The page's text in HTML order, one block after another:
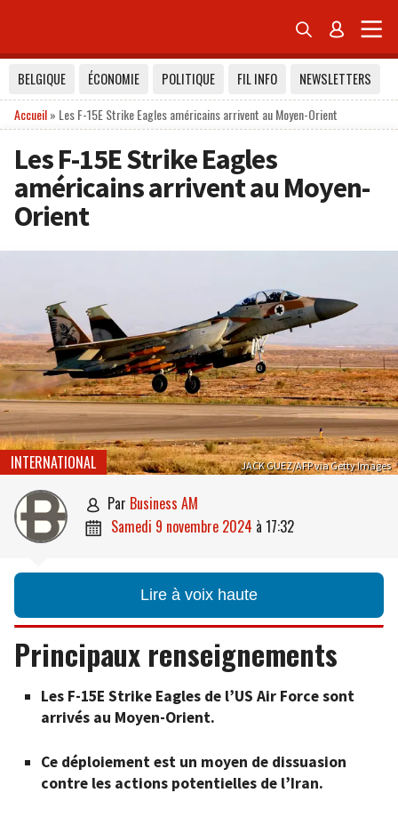
 
BELGIQUE ÉCONOMIE POLITIQUE FIL INFO
NEWSLETTERS
Accueil» Les F-15E Strike Eagles américains arrivent au Moyen-Orient
Les F-15E Strike Eagles
américains arrivent au Moyen-
Orient
JACK GUEZ/AFP via Getty Images
INTERNATIONAL
 par Business AM
 samedi 9 novembre 2024 à 17:32
Lire à voix haute
Principaux renseignements
Les F-15E Strike Eagles de l’US Air Force sont
arrivés au Moyen-Orient.
Ce déploiement est un moyen de dissuasion
contre les actions potentielles de l’Iran.